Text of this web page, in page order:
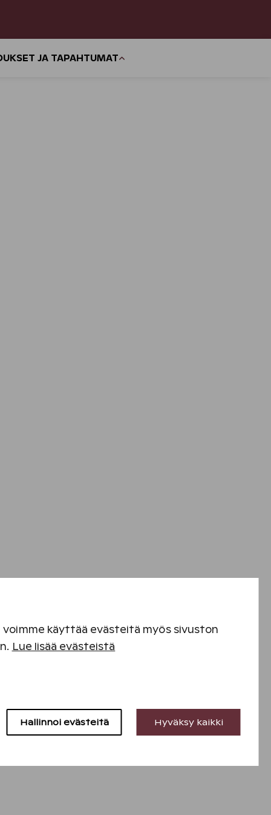
JA TAPAHTUMAT
käyttää evästeitä myös sivuston
Lue lisää evästeistä
Hallinnoi evästeitä Hyväksy kaikki